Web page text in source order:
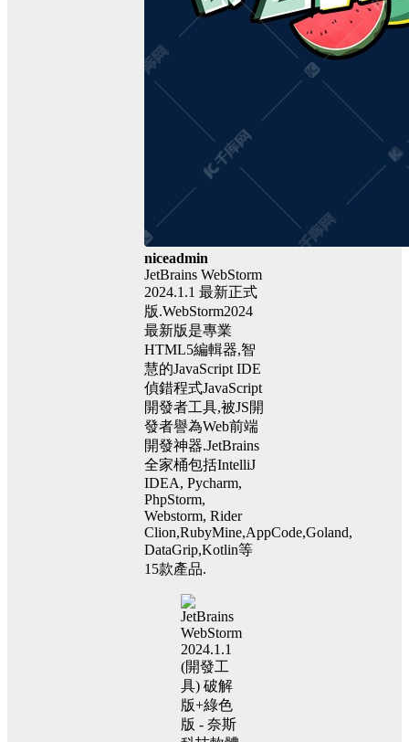
niceadmin
JetBrains WebStorm
2024.1.1 最新正式
版.WebStorm2024
最新版是專業
HTML5編輯器,智
慧的JavaScript IDE
偵錯程式JavaScript
開發者工具,被JS開
發者譽為Web前端
開發神器.JetBrains
全家桶包括IntelliJ
IDEA, Pycharm,
PhpStorm,
Webstorm, Rider
Clion,RubyMine,AppCode,Goland,
DataGrip,Kotlin等
15款產品.